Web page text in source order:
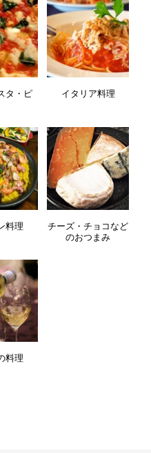
タ・ピ
イタリア料理
料理
チーズ・チョコなど
のおつまみ
料理